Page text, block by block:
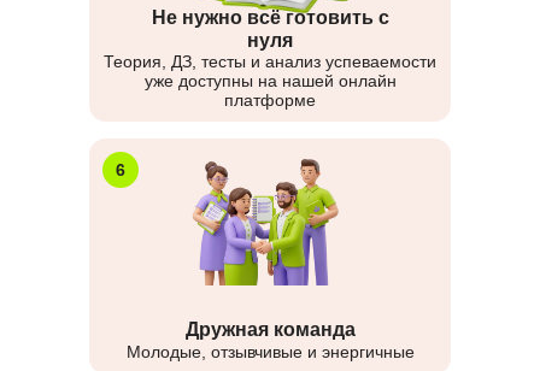
Не нужно всё готовить с
нуля
Теория, ДЗ, тесты и анализ успеваемости
уже доступны на нашей онлайн
платформе
6
Дружная команда
Молодые, отзывчивые и энергичные